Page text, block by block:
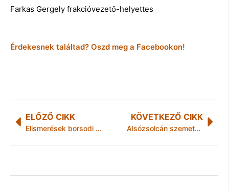
Farkas Gergely frakcióvezető-helyettes
Érdekesnek találtad? Oszd meg a Facebookon!
ELŐZŐ CIKK
Elismerések borsodi rendőröknek
KÖVETKEZŐ CIKK
Alsózsolcán szemetelni tilos! Kivéve a gyevi bírót!